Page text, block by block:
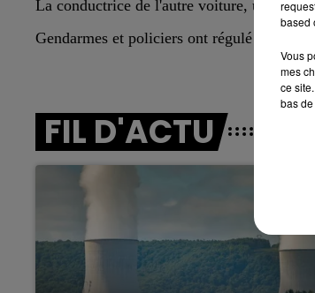
La conductrice de l'autre voiture, une
Gendarmes et policiers ont régulé la
FIL D'ACTU
FM
16h00 - 20h00
Le Week-end
based
Vous
mes
ce
bas